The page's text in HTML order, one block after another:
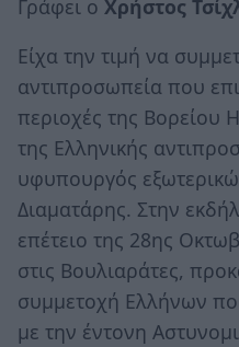
Γράφει ο Χρήστος
Είχα την τιμή να
αντιπροσωπεία που
περιοχές της Βορείου
της Ελληνικής
υφυπουργός
Διαματάρης. Στην
επέτειο της 28ης
στις Βουλιαράτες,
συμμετοχή Ελλήνων
με την έντονη